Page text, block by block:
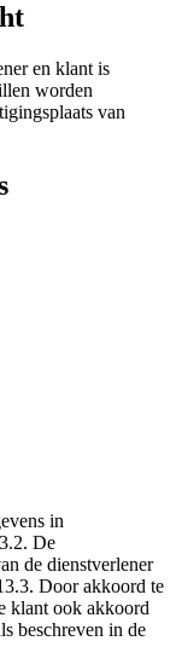
en klant is
worden
van
in
De
de dienstverlener
Door akkoord te
klant ook akkoord
beschreven in de